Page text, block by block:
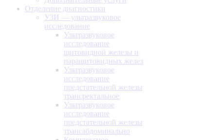
Отделение диагностики
УЗИ — ультразвуковое
исследование
Ультразвуковое
исследование
щитовидной железы и
паращитовидных желез
Ультразвуковое
исследование
предстательной железы
трансректальное
Ультразвуковое
исследование
предстательной железы
трансабдоминально